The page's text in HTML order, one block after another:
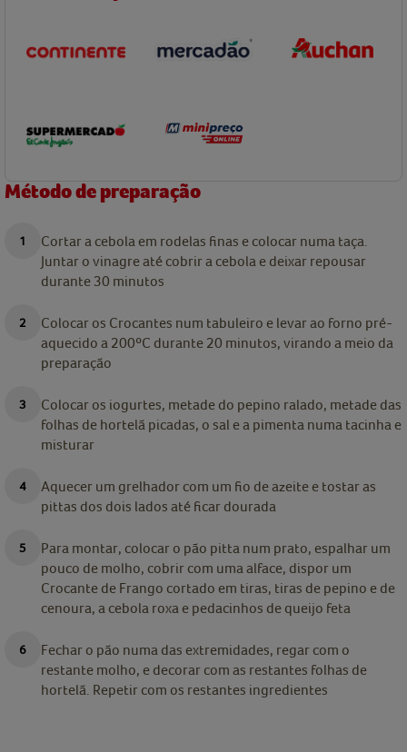
Método de preparação
Cortar a cebola em rodelas finas e colocar numa taça.
Juntar o vinagre até cobrir a cebola e deixar repousar
durante 30 minutos
Colocar os Crocantes num tabuleiro e levar ao forno pré-
aquecido a 200ºC durante 20 minutos, virando a meio da
preparação
Colocar os iogurtes, metade do pepino ralado, metade das
folhas de hortelã picadas, o sal e a pimenta numa tacinha e
misturar
Aquecer um grelhador com um fio de azeite e tostar as
pittas dos dois lados até ficar dourada
Para montar, colocar o pão pitta num prato, espalhar um
pouco de molho, cobrir com uma alface, dispor um
Crocante de Frango cortado em tiras, tiras de pepino e de
cenoura, a cebola roxa e pedacinhos de queijo feta
Fechar o pão numa das extremidades, regar com o
restante molho, e decorar com as restantes folhas de
hortelã. Repetir com os restantes ingredientes